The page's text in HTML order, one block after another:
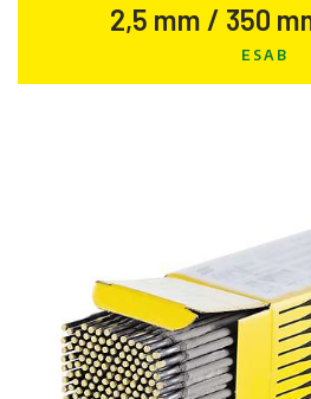
2,5 mm / 350
ESAB